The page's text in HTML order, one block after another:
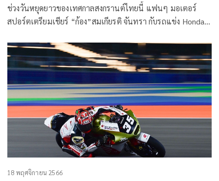
ช่วงวันหยุดยาวของเทศกาลสงกรานต์ไทยนี้ แฟนๆ มอเตอร์
สปอร์ตเตรียมเชียร์ “ก้อง”สมเกียรติ จันทรา กับรถแข่ง Honda
อย่างเต็มที่ ร่วมกับต้นสังกัด อิเดมิตสึ ฮอนด้า แอลซีอาร์ ในศึก โม
โตจีพี 2025 สนาม 4 “กาตาร์ กรังด์ปรีซ์” ที่จะมีขึ้นระหว่างวันที่
11-13 เมษายนนี้ ณ กรุงโดฮา ประเทศกาตาร์
18 พฤศจิกายน 2566